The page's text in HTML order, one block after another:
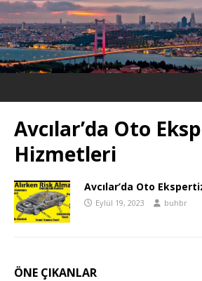
Avcılar’da Oto
Hizmetleri
Avcılar’da Oto
Eylül 19, 2023 buhbr
ÖNE ÇIKANLAR